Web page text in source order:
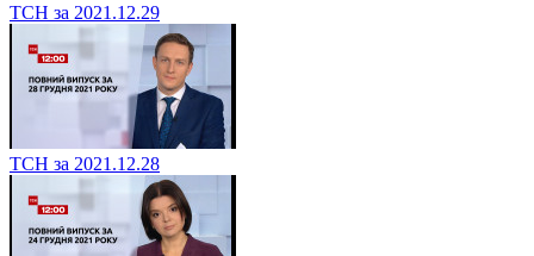
ТСН за 2021.12.29
ТСН за 2021.12.28